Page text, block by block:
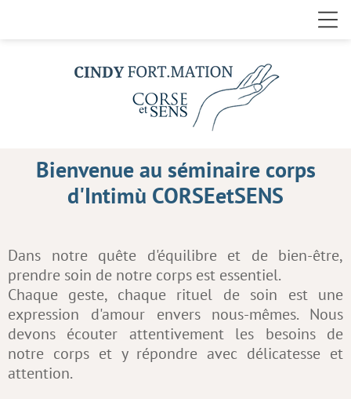
Bienvenue au séminaire corps
d'Intimù CORSEetSENS
Dans notre quête d'équilibre et de bien-être,
prendre soin de notre corps est essentiel.
Chaque geste, chaque rituel de soin est une
expression d'amour envers nous-mêmes. Nous
devons écouter attentivement les besoins de
notre corps et y répondre avec délicatesse et
attention.